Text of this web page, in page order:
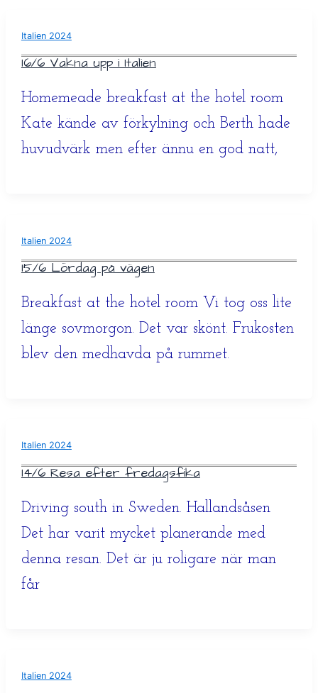
Italien 2024
16/6 Vakna upp i Italien
Homemeade breakfast at the hotel room
Kate kände av förkylning och Berth hade
huvudvärk men efter ännu en god natt,
Italien 2024
15/6 Lördag på vägen
Breakfast at the hotel room Vi tog oss lite
länge sovmorgon. Det var skönt. Frukosten
blev den medhavda på rummet.
Italien 2024
14/6 Resa efter fredagsfika
Driving south in Sweden. Hallandsåsen
Det har varit mycket planerande med
denna resan. Det är ju roligare när man
får
Italien 2024